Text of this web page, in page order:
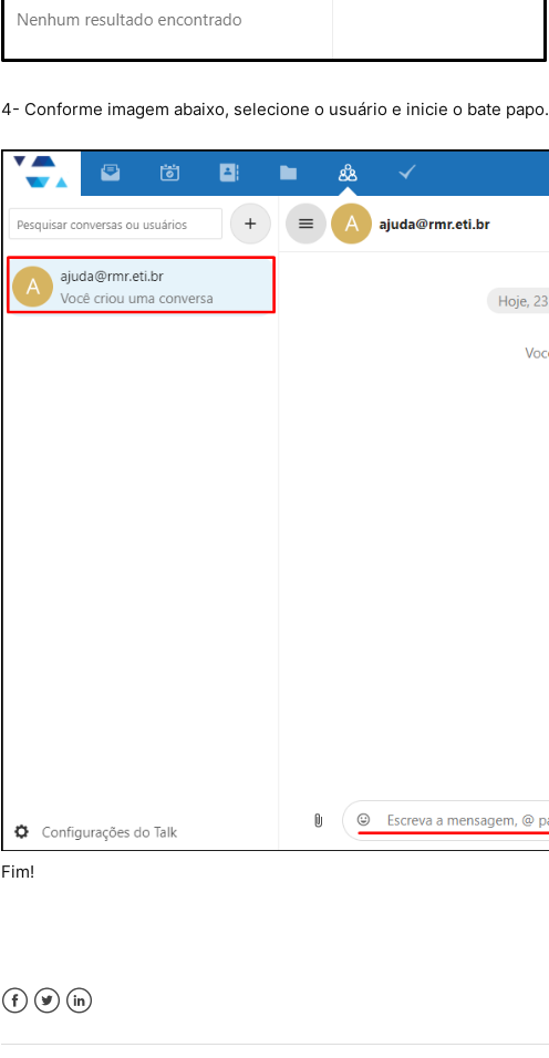
4- Conforme imagem abaixo, selecione o usuário e inicie o bate papo.
Fim!